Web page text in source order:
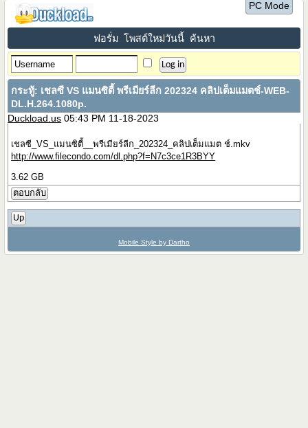
PC Mode
ฟอรั่ม โพสต์ใหม่วันนี้ ค้นหา
กระทู้: เชลซี VS แมนซิตี้ พรีเมียร์ลีก 202324 คลิปเต็มแมตช์-WEB-
DL.H.264.1080p.
Duckload.us 05:43 PM 11-18-2023
เชลซี_VS_แมนซิตี้__พรีเมียร์ลีก_202324_คลิปเต็มแมต ช์.mkv
http://www.filecondo.com/dl.php?f=N7c3ce1R3BYY
3.62 GB
ตอบกลับ
Up
Mobile Style by Dartho